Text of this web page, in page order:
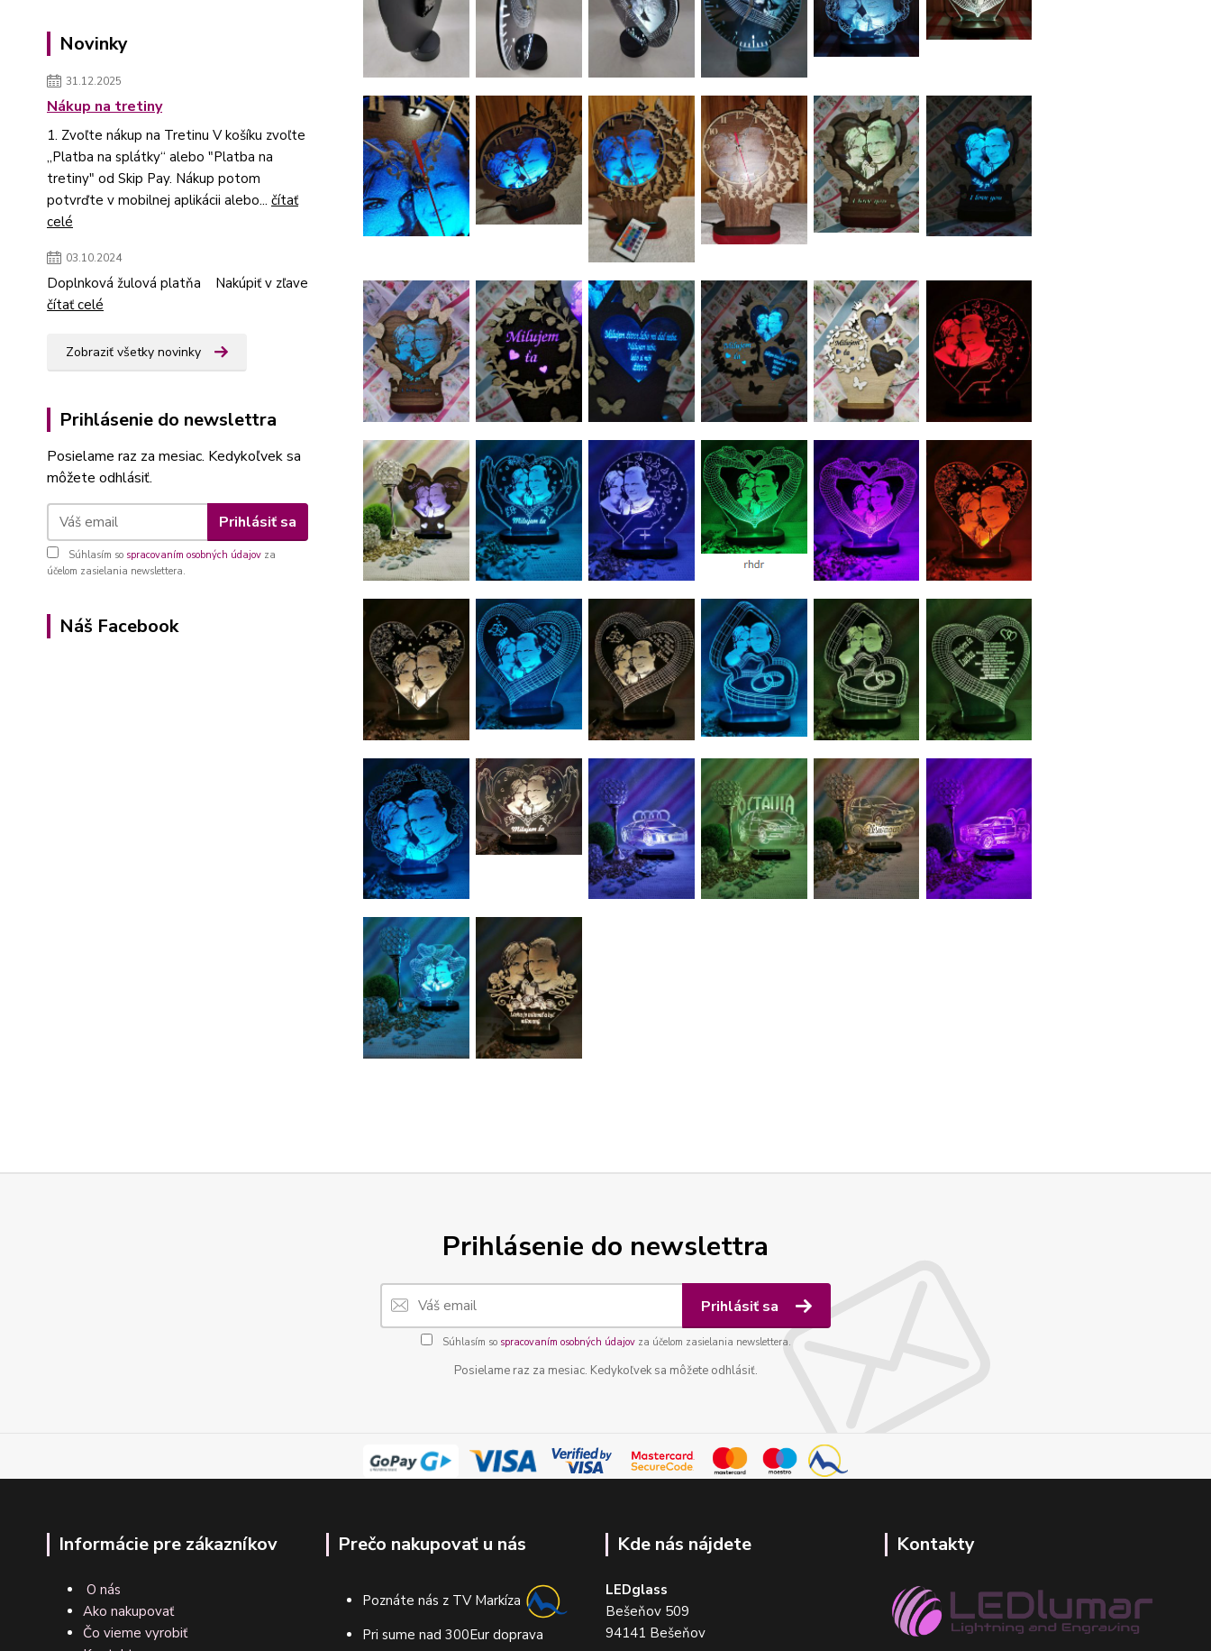
Novinky
31.12.2025
Nákup na tretiny
1. Zvoľte nákup na Tretinu V košíku zvoľte
„Platba na splátky“ alebo "Platba na
tretiny" od Skip Pay. Nákup potom
potvrďte v mobilnej aplikácii alebo... čítať
celé
03.10.2024
Doplnková žulová platňa Nakúpiť v zľave
čítať celé
Zobraziť všetky novinky
Prihlásenie do newslettra
Posielame raz za mesiac. Kedykoľvek sa
môžete odhlásiť.
Prihlásiť sa
Súhlasím so spracovaním osobných údajov za
účelom zasielania newslettera.
Náš Facebook
Prihlásenie do newslettra
Prihlásiť sa
Súhlasím so spracovaním osobných údajovza účelom zasielania newslettera.
Posielame raz za mesiac. Kedykoľvek sa môžete odhlásiť.
Informácie pre zákazníkov
O nás
Ako nakupovať
Čo vieme vyrobiť
Prečo nakupovať u nás
Poznáte nás z TV Markíza
Pri sume nad 300Eur doprava
Kde nás nájdete
LEDglass
Bešeňov 509
94141 Bešeňov
Kontakty